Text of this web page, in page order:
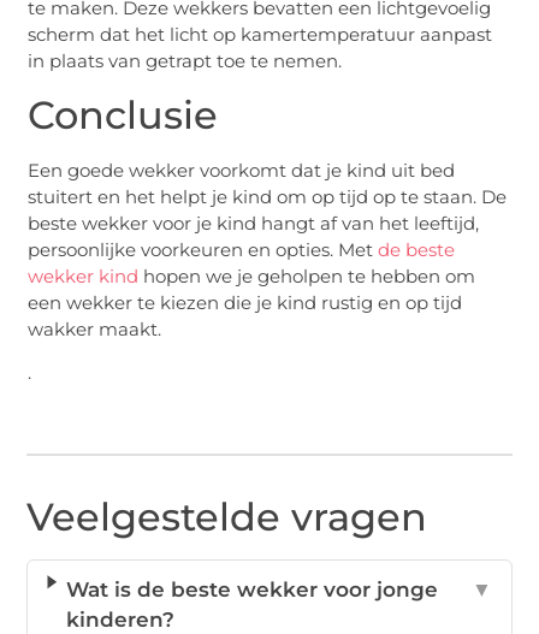
te maken. Deze wekkers bevatten een lichtgevoelig
scherm dat het licht op kamertemperatuur aanpast
in plaats van getrapt toe te nemen.
Conclusie
Een goede wekker voorkomt dat je kind uit bed
stuitert en het helpt je kind om op tijd op te staan. De
beste wekker voor je kind hangt af van het leeftijd,
persoonlijke voorkeuren en opties. Metde beste
wekker kind hopen we je geholpen te hebben om
een wekker te kiezen die je kind rustig en op tijd
wakker maakt.
.
Veelgestelde vragen
Wat is de beste wekker voor jonge
kinderen?
▼